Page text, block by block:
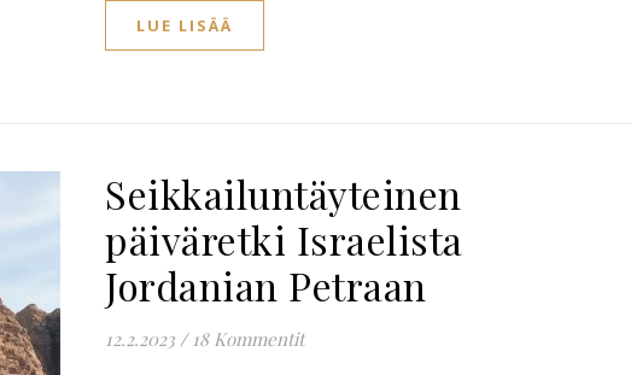
LUE LISÄÄ
Seikkailuntäyteinen
päiväretki Israelista
Jordanian Petraan
12.2.2023 / 18 Kommentit